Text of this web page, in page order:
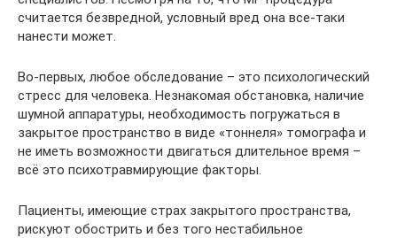
считается безвредной, условный вред она все-таки
нанести может.
Во-первых, любое обследование – это психологический
стресс для человека. Незнакомая обстановка, наличие
шумной аппаратуры, необходимость погружаться в
закрытое пространство в виде «тоннеля» томографа и
не иметь возможности двигаться длительное время –
всё это психотравмирующие факторы.
Пациенты, имеющие страх закрытого пространства,
рискуют обострить и без того нестабильное